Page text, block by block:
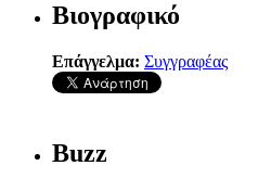
Βιογραφικό
Επάγγελμα: Συγγραφέας
Buzz